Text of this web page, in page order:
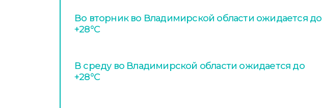
Во вторник во Владимирской области ожидается до
+28°С
В среду во Владимирской области ожидается до
+28°С